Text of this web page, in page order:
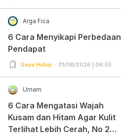
Arga Fica
6 Cara Menyikapi Perbedaan
Pendapat
Gaya Hidup 01/08/2026 | 06:55
Umam
6 Cara Mengatasi Wajah
Kusam dan Hitam Agar Kulit
Terlihat Lebih Cerah, No 2